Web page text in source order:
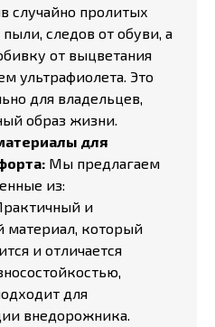
случайно пролитых
пыли, следов от обуви, а
от выцветания
ультрафиолета. Это
для владельцев,
образ жизни.
для
Мы предлагаем
из:
и
материал, который
и отличается
для
внедорожника.